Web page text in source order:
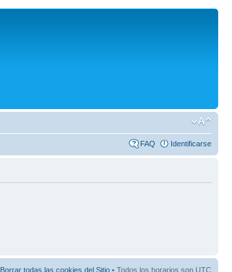
FAQ Identificarse
Borrar todas las cookies del Sitio • Todos los horarios son UTC